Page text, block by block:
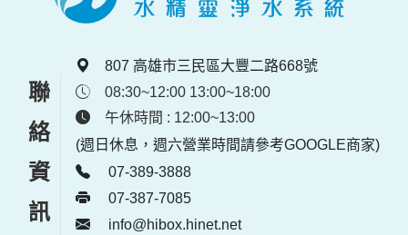
聯絡資訊
807 高雄市三民區大豐二路668號
08:30~12:00 13:00~18:00
午休時間 : 12:00~13:00
(週日休息，週六營業時間請參考GOOGLE商家)
07-389-3888
07-387-7085
info@hibox.hinet.net